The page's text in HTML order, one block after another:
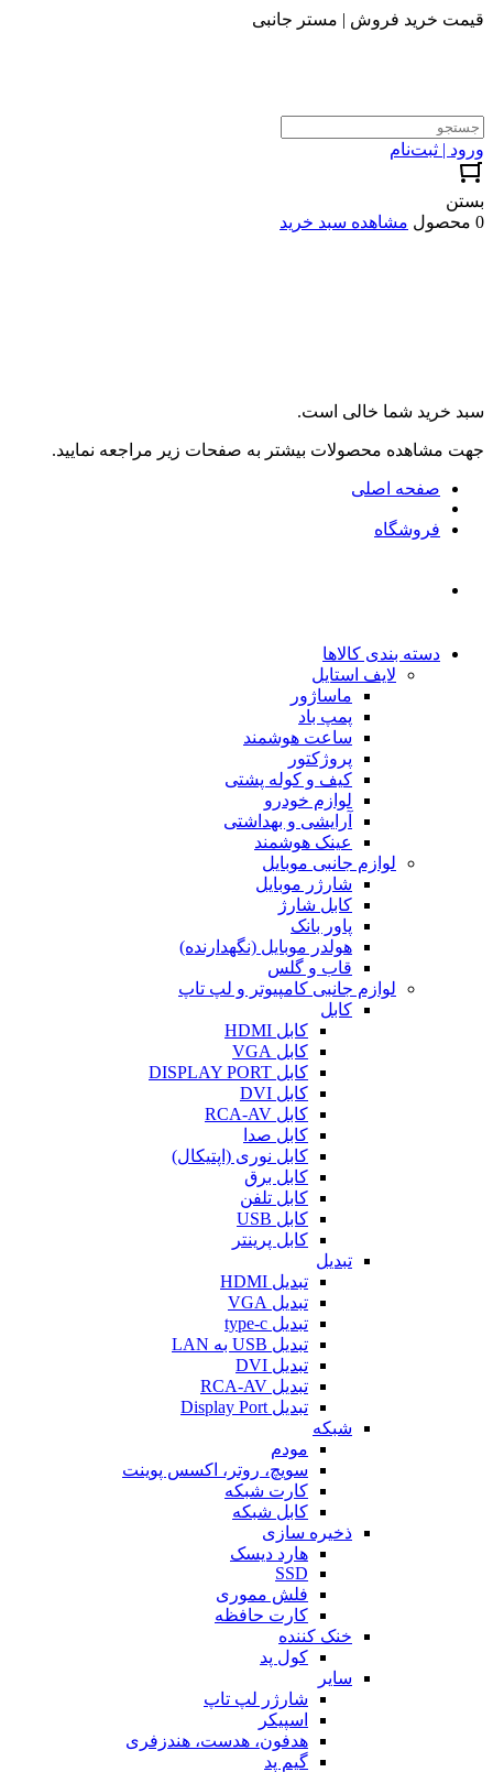
قیمت خرید فروش | مستر جانبی
ورود | ثبت‌نام
بستن
0 محصول
مشاهده سبد خرید
سبد خرید شما خالی است.
جهت مشاهده محصولات بیشتر به صفحات زیر مراجعه نمایید.
صفحه اصلی
فروشگاه
دسته بندی کالاها
لایف استایل
ماساژور
پمپ باد
ساعت هوشمند
پروژکتور
کیف و کوله پشتی
لوازم خودرو
آرایشی و بهداشتی
عینک هوشمند
لوازم جانبی موبایل
شارژر موبایل
کابل شارژ
پاور بانک
هولدر موبایل (نگهدارنده)
قاب و گلس
لوازم جانبی کامپیوتر و لپ تاپ
کابل
کابل HDMI
کابل VGA
کابل DISPLAY PORT
کابل DVI
کابل RCA-AV
کابل صدا
کابل نوری (اپتیکال)
کابل برق
کابل تلفن
کابل USB
کابل پرینتر
تبدیل
تبدیل HDMI
تبدیل VGA
تبدیل type-c
تبدیل USB به LAN
تبدیل DVI
تبدیل RCA-AV
تبدیل Display Port
شبکه
مودم
سویچ، روتر، اکسس پوینت
کارت شبکه
کابل شبکه
ذخیره سازی
هارد دیسک
SSD
فلش مموری
کارت حافظه
خنک کننده
کول پد
سایر
شارژر لپ تاپ
اسپیکر
هدفون، هدست، هندزفری
گیم پد